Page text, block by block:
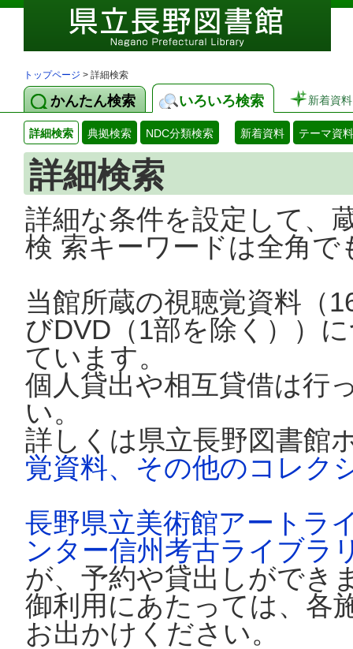
トップページ > 詳細検索
かんたん検索 いろいろ検索 新着資料
詳細検索 典拠検索 NDC分類検索 新着資料 テーマ資料
詳細検索
詳細な条件を設定して、
検 索キーワードは全角
当館所蔵の視聴覚資料（
びDVD（1部を除く））
ています。
個人貸出や相互貸借は行
い。
詳しくは県立長野図書館
覚資料、その他のコレク
長野県立美術館アートラ
ンター信州考古ライブラ
が、予約や貸出しができ
御利用にあたっては、各
お出かけください。